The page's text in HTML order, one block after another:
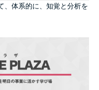
、体系的に、知覚と分析を